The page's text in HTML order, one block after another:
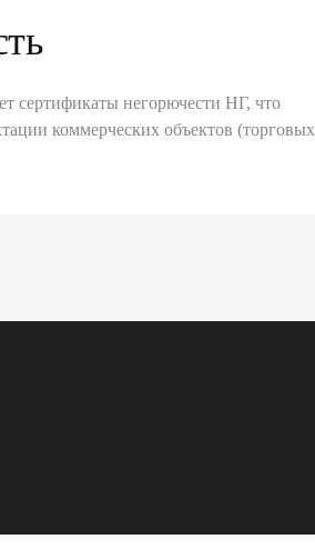
сертификаты негорючести НГ, что
коммерческих объектов (торговых